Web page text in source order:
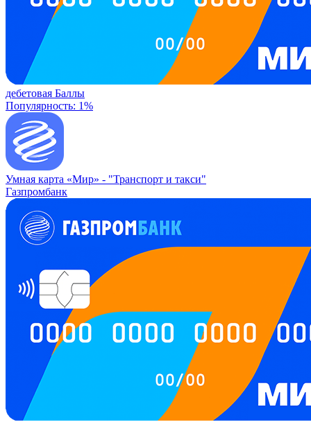
дебетовая Баллы
Популярность: 1%
Умная карта «Мир» - "Транспорт и такси"
Газпромбанк